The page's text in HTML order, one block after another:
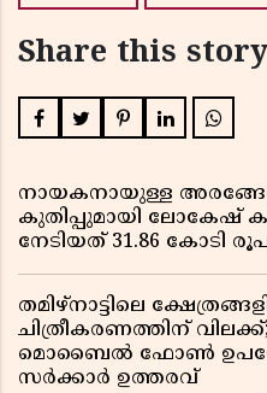
Share this story
നായകനായുള്ള
കുതിപ്പുമായി ലോകേഷ്
നേടിയത് 31.86 കോടി
തമിഴ്‌നാട്ടിലെ
ചിത്രീകരണത്തിന്
മൊബൈൽ ഫോൺ
സർക്കാർ ഉത്തരവ്